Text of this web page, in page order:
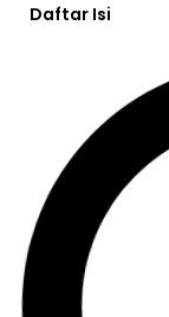
Daftar Isi